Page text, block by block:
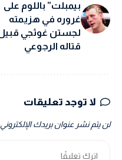
بيمبلت” باللوم على
غروره في هزيمته
لجستن غوثجي قبيل
قتاله الرجوعي
لا توجد تعليقات
لن يتم نشر عنوان بريدك الإلكتروني.